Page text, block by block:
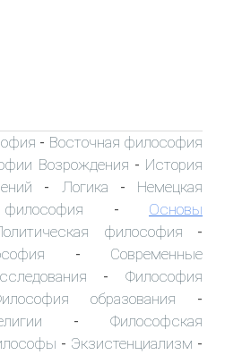
- Восточная философия
Возрождения - История
- Логика - Немецкая
- Основы
философия -
- Современные
-Философия
образования -
- Философская
- Экзистенциализм -